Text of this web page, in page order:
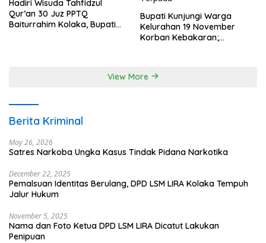
Hadiri Wisuda Tahfidzul
Qur’an 30 Juz PPTQ
Baiturrahim Kolaka, Bupati
Bupati Kunjungi Warga
Kelurahan 19 November
Korban Kebakaran;
View More
Berita Kriminal
May 26, 2026
Satres Narkoba Ungka Kasus Tindak Pidana Narkotika
December 22, 2025
Pemalsuan Identitas Berulang, DPD LSM LIRA Kolaka Tempuh
Jalur Hukum
November 5, 2025
Nama dan Foto Ketua DPD LSM LIRA Dicatut Lakukan
Penipuan